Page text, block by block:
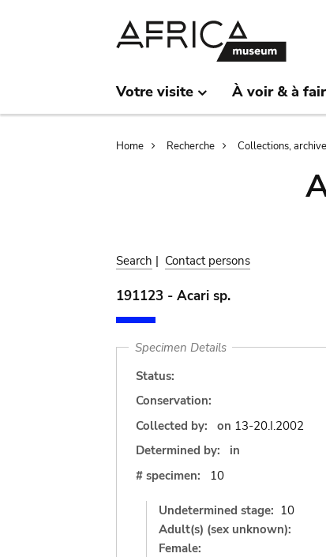
Votre visite À voir & à
Breadcrumb
Home Recherche Collections,
Search | Contact persons
191123 - Acari sp.
Specimen Details
Status:
Conservation:
Collected by:
on 13-20.I.2002
Determined by:
in
# specimen:
10
Undetermined stage: 10
Adult(s) (sex unknown):
Female: